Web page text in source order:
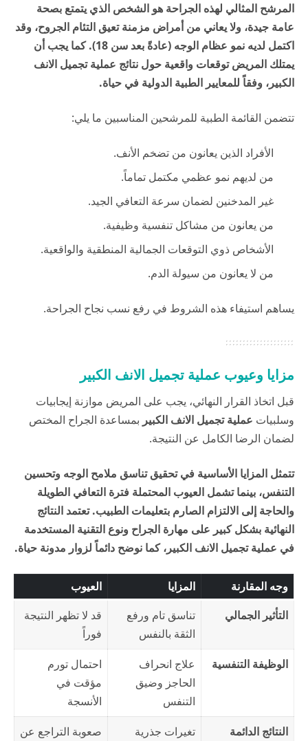
المرشح المثالي لهذه الجراحة هو الشخص الذي يتمتع بصحة
عامة جيدة، ولا يعاني من أمراض مزمنة تعيق التئام الجروح، وقد
اكتمل لديه نمو عظام الوجه (عادةً بعد سن 18). كما يجب أن
يمتلك المريض توقعات واقعية حول نتائج عملية تجميل الانف
الكبير، وفقاً للمعايير الطبية الدولية في حياة.
تتضمن القائمة الطبية للمرشحين المناسبين ما يلي:
الأفراد الذين يعانون من تضخم الأنف.
من لديهم نمو عظمي مكتمل تماماً.
غير المدخنين لضمان سرعة التعافي الجيد.
من يعانون من مشاكل تنفسية وظيفية.
الأشخاص ذوي التوقعات الجمالية المنطقية والواقعية.
من لا يعانون من سيولة الدم.
يساهم استيفاء هذه الشروط في رفع نسب نجاح الجراحة.
مزايا وعيوب عملية تجميل الانف الكبير
قبل اتخاذ القرار النهائي، يجب على المريض موازنة إيجابيات
وسلبيات عملية تجميل الانف الكبير بمساعدة الجراح المختص
لضمان الرضا الكامل عن النتيجة.
تتمثل المزايا الأساسية في تحقيق تناسق ملامح الوجه وتحسين
التنفس، بينما تشمل العيوب المحتملة فترة التعافي الطويلة
والحاجة إلى الالتزام الصارم بتعليمات الطبيب. تعتمد النتائج
النهائية بشكل كبير على مهارة الجراح ونوع التقنية المستخدمة
في عملية تجميل الانف الكبير، كما نوضح دائماً لزوار مدونة حياة.
وجه المقارنة المزايا
العيوب
التأثير الجمالي
تناسق تام ورفع
الثقة بالنفس
قد لا تظهر النتيجة
فوراً
الوظيفة التنفسية
علاج انحراف
الحاجز وضيق
التنفس
احتمال تورم
مؤقت في
الأنسجة
النتائج الدائمة
تغيرات جذرية
صعوبة التراجع عن